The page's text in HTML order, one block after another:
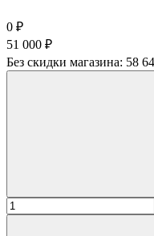
0 ₽
51 000 ₽
Без скидки магазина: 58